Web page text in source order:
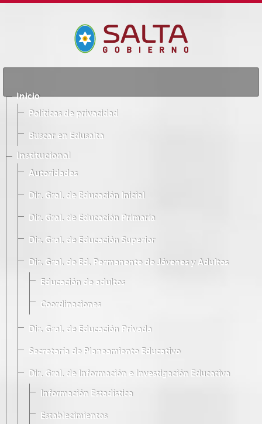
Inicio
Políticas de privacidad
Buscar en Edusalta
Institucional
Autoridades
Dir. Gral. de Educación Inicial
Dir. Gral. de Educación Primaria
Dir. Gral. de Educación Superior
Dir. Gral. de Ed. Permanente de Jóvenes y Adultos
Educación de adultos
Coordinaciones
Dir. Gral. de Educación Privada
Secretaría de Planeamiento Educativo
Dir. Gral. de Información e Investigación Educativa
Información Estadística
Establecimientos